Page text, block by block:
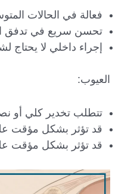
فعالة في الحالات
تحسن سريع في تدفق
إجراء داخلي لا
العيوب:
تتطلب تخدير كلي أو
قد تؤثر بشكل مؤقت
قد تؤثر بشكل مؤقت